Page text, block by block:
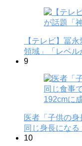
【テレビ】冨
領域」「レベル
9
医者「子供の
同じ身長にな
10